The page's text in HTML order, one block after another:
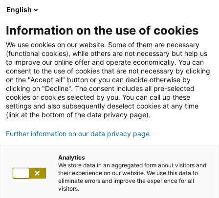
English
Information on the use of cookies
We use cookies on our website. Some of them are necessary
(functional cookies), while others are not necessary but help us
to improve our online offer and operate economically. You can
consent to the use of cookies that are not necessary by clicking
on the "Accept all" button or you can decide otherwise by
clicking on "Decline". The consent includes all pre-selected
cookies or cookies selected by you. You can call up these
settings and also subsequently deselect cookies at any time
(link at the bottom of the data privacy page).
Further information on our data privacy page
Analytics
We store data in an aggregated form about visitors and
their experience on our website. We use this data to
eliminate errors and improve the experience for all
visitors.